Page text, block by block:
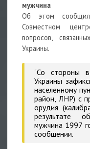
мужчина
Об этом
Совместном
вопросов,
Украины.
"Со стороны
Украины
населенному
район, ЛНР) с
орудия
результате
мужчина 1997
сообщении.